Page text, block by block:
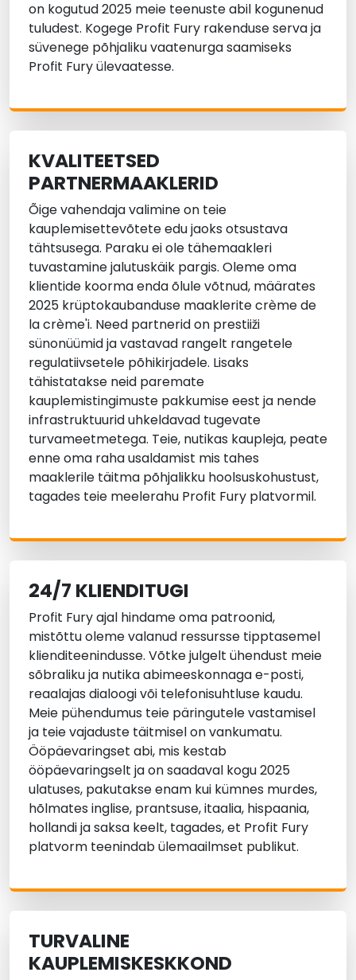
on kogutud 2025 meie teenuste abil kogunenud
tuludest. Kogege Profit Fury rakenduse serva ja
süvenege põhjaliku vaatenurga saamiseks
Profit Fury ülevaatesse.
KVALITEETSED
PARTNERMAAKLERID
Õige vahendaja valimine on teie
kauplemisettevõtete edu jaoks otsustava
tähtsusega. Paraku ei ole tähemaakleri
tuvastamine jalutuskäik pargis. Oleme oma
klientide koorma enda õlule võtnud, määrates
2025 krüptokaubanduse maaklerite crème de
la crème'i. Need partnerid on prestiiži
sünonüümid ja vastavad rangelt rangetele
regulatiivsetele põhikirjadele. Lisaks
tähistatakse neid paremate
kauplemistingimuste pakkumise eest ja nende
infrastruktuurid uhkeldavad tugevate
turvameetmetega. Teie, nutikas kaupleja, peate
enne oma raha usaldamist mis tahes
maaklerile täitma põhjalikku hoolsuskohustust,
tagades teie meelerahu Profit Fury platvormil.
24/7 KLIENDITUGI
Profit Fury ajal hindame oma patroonid,
mistõttu oleme valanud ressursse tipptasemel
klienditeenindusse. Võtke julgelt ühendust meie
sõbraliku ja nutika abimeeskonnaga e-posti,
reaalajas dialoogi või telefonisuhtluse kaudu.
Meie pühendumus teie päringutele vastamisel
ja teie vajaduste täitmisel on vankumatu.
Ööpäevaringset abi, mis kestab
ööpäevaringselt ja on saadaval kogu 2025
ulatuses, pakutakse enam kui kümnes murdes,
hõlmates inglise, prantsuse, itaalia, hispaania,
hollandi ja saksa keelt, tagades, et Profit Fury
platvorm teenindab ülemaailmset publikut.
TURVALINE
KAUPLEMISKESKKOND